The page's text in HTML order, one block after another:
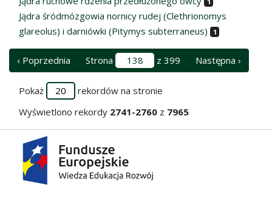
Jądra śródmózgowia nornicy rudej (Clethrionomys
glareolus) i darniówki (Pitymys subterraneus)
1
‹ Poprzednia Strona z 399 Następna ›
Pokaż
rekordów na stronie
Wyświetlono rekordy 2741-2760 z 7965